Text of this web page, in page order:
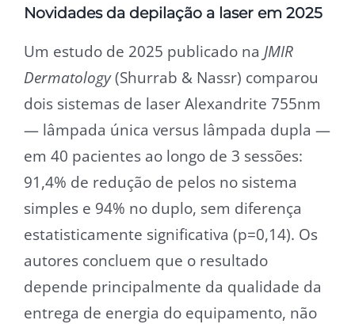
Novidades da depilação a laser em 2025
Um estudo de 2025 publicado na JMIR
Dermatology(Shurrab & Nassr) comparou
dois sistemas de laser Alexandrite 755nm
— lâmpada única versus lâmpada dupla —
em 40 pacientes ao longo de 3 sessões:
91,4% de redução de pelos no sistema
simples e 94% no duplo, sem diferença
estatisticamente significativa (p=0,14). Os
autores concluem que o resultado
depende principalmente da qualidade da
entrega de energia do equipamento, não